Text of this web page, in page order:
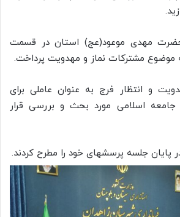
حضرت مهدی موعود(عج) استان در قسمت
موضوع مشترکات نماز و مهدویت پرداخت.
و انتظار فرج به عنوان عاملی برای
جامعه اسلامی مورد بحث و بررسی قرار
پایان جلسه پرسشهای خود را مطرح کردند.